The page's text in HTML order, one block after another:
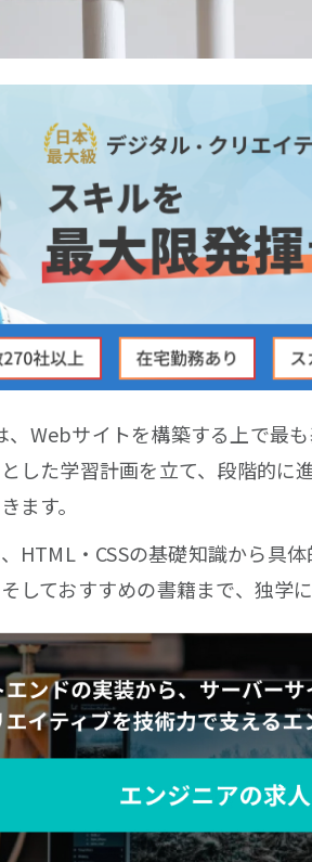
、Webサイトを構築する上で最
した学習計画を立て、段階的に
ます。
HTML・CSSの基礎知識から具
しておすすめの書籍まで、独学